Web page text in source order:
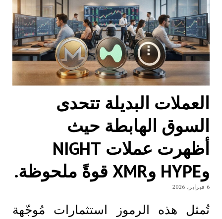
العملات البديلة تتحدى
السوق الهابطة حيث
أظهرت عملات NIGHT
وHYPE وXMR قوةً ملحوظة.
6 فبراير، 2026
تُمثل هذه الرموز استثمارات مُوجّهة